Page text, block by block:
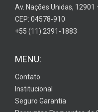
Av. Nações Unidas,
CEP: 04578-910
+55 (11) 2391-1883
MENU:
Contato
Institucional
Seguro Garantia